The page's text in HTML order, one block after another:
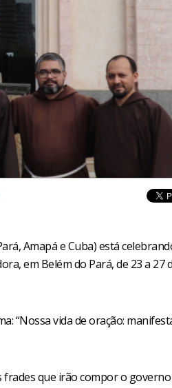
Amapá e Cuba) está
em Belém do Pará, de 23 a 27
“Nossa vida de oração:
que irão compor o